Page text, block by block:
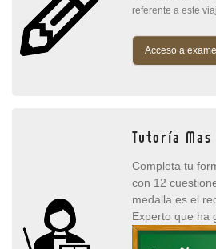
referente a este
Acceso a
Tutoría Mas
Completa tu
con 12
medalla es el
Experto que ha